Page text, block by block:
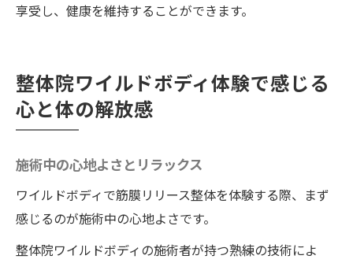
享受し、健康を維持することができます。
整体院ワイルドボディ体験で感じる
心と体の解放感
施術中の心地よさとリラックス
ワイルドボディで筋膜リリース整体を体験する際、まず
感じるのが施術中の心地よさです。
整体院ワイルドボディの施術者が持つ熟練の技術によ